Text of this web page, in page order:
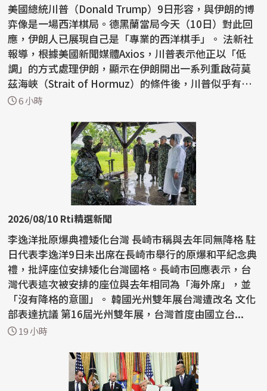
美國總統川普（Donald Trump）9日形容，與伊朗的博
弈像是一場西洋棋局。德黑蘭當局今天（10日）對此回
應，伊朗人已展現自己是「專業的西洋棋手」。 法新社
報導，根據美國新聞媒體Axios，川普表示他正以「低
調」的方式處理伊朗，顯示在伊朗開出一系列重啟荷莫
茲海峽（Strait of Hormuz）的條件後，川普似乎有意
取消...
6 小時
2026/08/10 Rti精選新聞
李逸洋批原爆典禮矮化台灣 長崎市稱與去年同無降格 駐
日代表李逸洋9日未出席在長崎市舉行的原爆和平紀念典
禮，批評座位安排矮化台灣國格。長崎市回應表示，台
灣代表這次被安排的座位與去年相同為「海外席」，並
「沒有降格的意圖」。 韓國光州雙年展台灣遭改名 文化
部表達抗議 第16屆光州雙年展，台灣首度由國立台...
19 小時